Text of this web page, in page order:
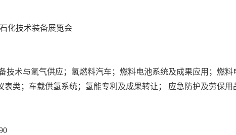
化技术装备展览会
技术与氢气供应；氢燃料汽车；燃料电池系统及成果应用；燃
类；车载供氢系统；氢能专利及成果转让； 应急防护及劳保